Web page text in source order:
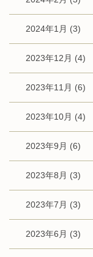
2024年1月 (3)
2023年12月 (4)
2023年11月 (6)
2023年10月 (4)
2023年9月 (6)
2023年8月 (3)
2023年7月 (3)
2023年6月 (3)